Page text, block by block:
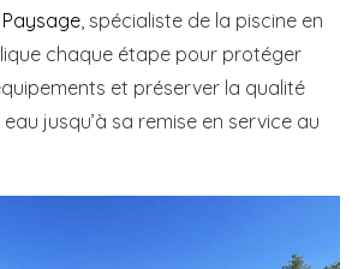
, spécialiste de la piscine en
chaque étape pour protéger
et préserver la qualité
jusqu’à sa remise en service au